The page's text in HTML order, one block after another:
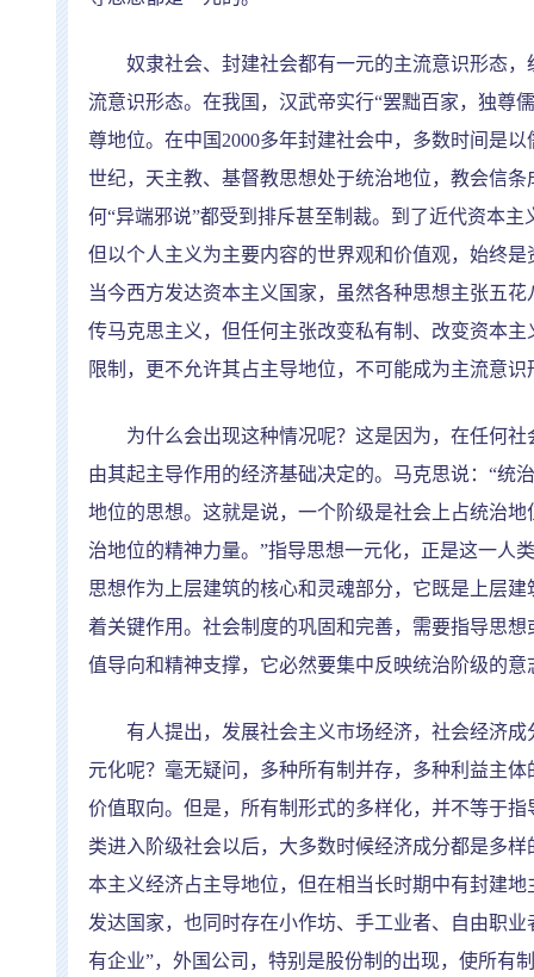
奴隶社会、封建社会都有一元的主流意识形态，
流意识形态。在我国，汉武帝实行“罢黜百家，独尊
尊地位。在中国 2000多年封建社会中，多数时间是
世纪，天主教、基督教思想处于统治地位，教会信条
何“异端邪说”都受到排斥甚至制裁。到了近代资本主
但以个人主义为主要内容的世界观和价值观，始终
当今西方发达资本主义国家，虽然各种思想主张五
传马克思主义，但任何主张改变私有制、改变资本
限制，更不允许其占主导地位，不可能成为主流意识
为什么会出现这种情况呢？这是因为，在任何社
由其起主导作用的经济基础决定的。马克思说： “统
地位的思想。这就是说，一个阶级是社会上占统治
治地位的精神力量。 ”指导思想一元化，正是这一人
思想作为上层建筑的核心和灵魂部分，它既是上层
着关键作用。社会制度的巩固和完善，需要指导思
值导向和精神支撑，它必然要集中反映统治阶级的意
有人提出，发展社会主义市场经济，社会经济成
元化呢？毫无疑问，多种所有制并存，多种利益主
价值取向。但是，所有制形式的多样化，并不等于
类进入阶级社会以后，大多数时候经济成分都是多
本主义经济占主导地位，但在相当长时期中有封建
发达国家，也同时存在小作坊、手工业者、自由职
有企业”，外国公司，特别是股份制的出现，使所有